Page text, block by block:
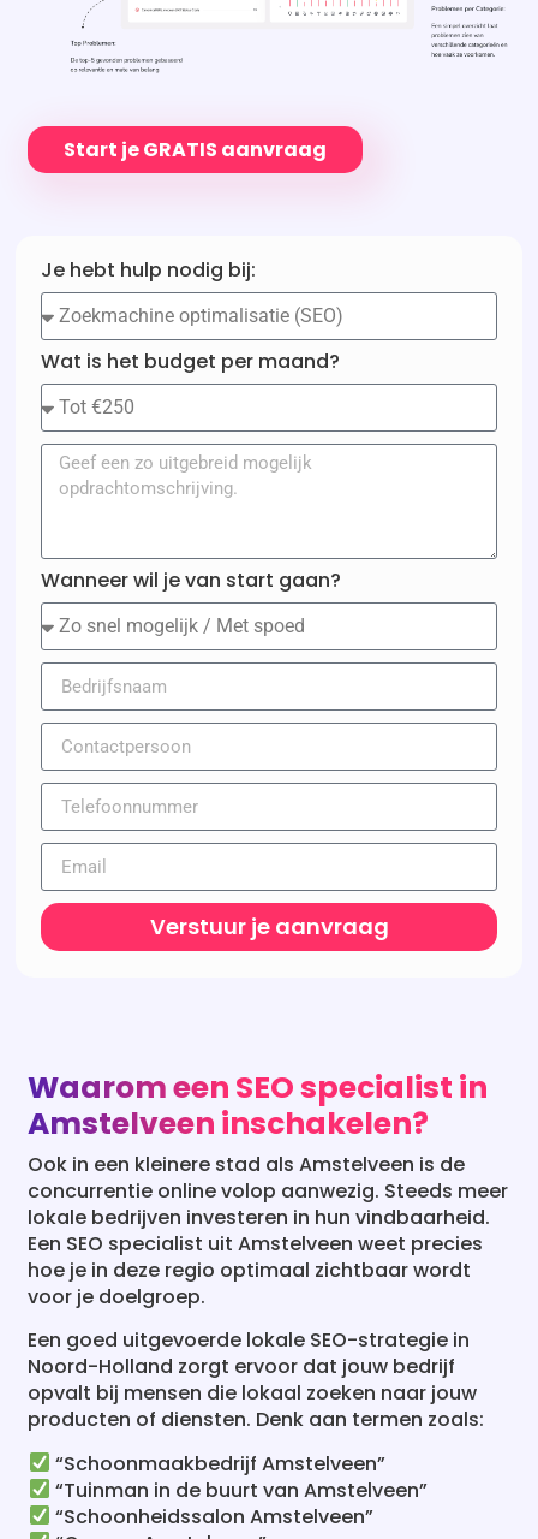
Start je GRATIS aanvraag
Je hebt hulp nodig bij:
Wat is het budget per maand?
Wanneer wil je van start gaan?
Verstuur je aanvraag
Waarom een SEO specialist in
Amstelveen inschakelen?
Ook in een kleinere stad als Amstelveen is de
concurrentie online volop aanwezig. Steeds meer
lokale bedrijven investeren in hun vindbaarheid.
Een SEO specialist uit Amstelveen weet precies
hoe je in deze regio optimaal zichtbaar wordt
voor je doelgroep.
Een goed uitgevoerde lokale SEO-strategie in
Noord-Holland zorgt ervoor dat jouw bedrijf
opvalt bij mensen die lokaal zoeken naar jouw
producten of diensten. Denk aan termen zoals:
“Schoonmaakbedrijf Amstelveen”
“Tuinman in de buurt van Amstelveen”
“Schoonheidssalon Amstelveen”